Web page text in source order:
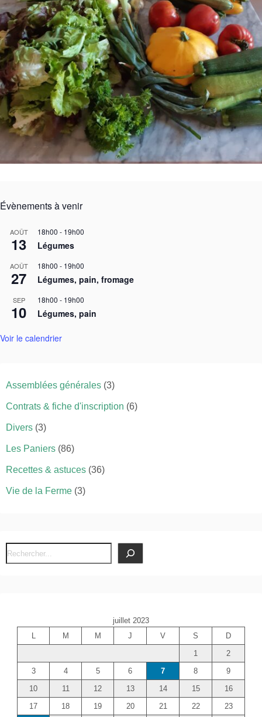
Évènements à venir
AOÛT
13
18h00 - 19h00
Légumes
AOÛT
27
18h00 - 19h00
Légumes, pain, fromage
SEP
10
18h00 - 19h00
Légumes, pain
Voir le calendrier
Assemblées générales (3)
Contrats & fiche d'inscription (6)
Divers (3)
Les Paniers (86)
Recettes & astuces (36)
Vie de la Ferme (3)
R
e
juillet 2023
L
M M J V S
D
1
2
3
4 5 6 7 8
9
10
11 12 13 14 15
16
17
18 19 20 21 22 23